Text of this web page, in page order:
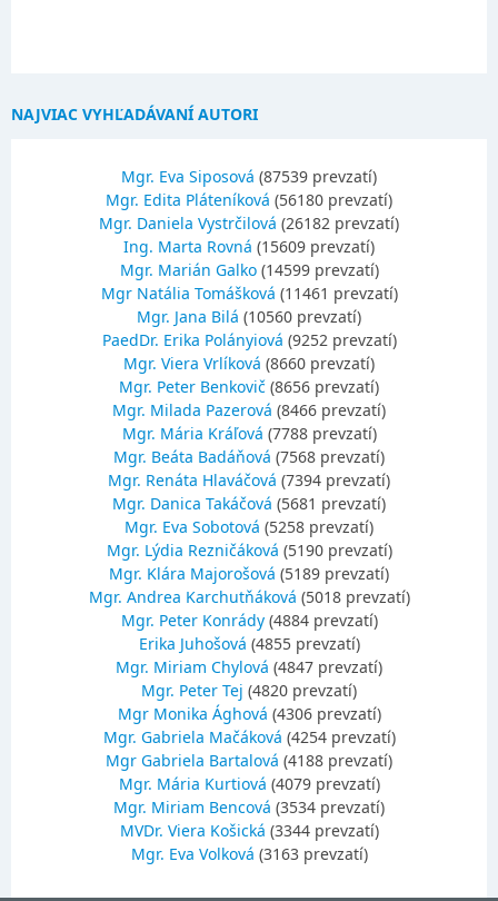
NAJVIAC VYHĽADÁVANÍ AUTORI
Mgr. Eva Siposová (87539 prevzatí)
Mgr. Edita Pláteníková (56180 prevzatí)
Mgr. Daniela Vystrčilová (26182 prevzatí)
Ing. Marta Rovná (15609 prevzatí)
Mgr. Marián Galko(14599 prevzatí)
Mgr Natália Tomášková (11461 prevzatí)
Mgr. Jana Bilá (10560 prevzatí)
PaedDr. Erika Polányiová (9252 prevzatí)
Mgr. Viera Vrlíková (8660 prevzatí)
Mgr. Peter Benkovič (8656 prevzatí)
Mgr. Milada Pazerová (8466 prevzatí)
Mgr. Mária Kráľová (7788 prevzatí)
Mgr. Beáta Badáňová (7568 prevzatí)
Mgr. Renáta Hlaváčová (7394 prevzatí)
Mgr. Danica Takáčová (5681 prevzatí)
Mgr. Eva Sobotová (5258 prevzatí)
Mgr. Lýdia Rezničáková (5190 prevzatí)
Mgr. Klára Majorošová (5189 prevzatí)
Mgr. Andrea Karchutňáková (5018 prevzatí)
Mgr. Peter Konrády(4884 prevzatí)
Erika Juhošová (4855 prevzatí)
Mgr. Miriam Chylová (4847 prevzatí)
Mgr. Peter Tej (4820 prevzatí)
Mgr Monika Ághová (4306 prevzatí)
Mgr. Gabriela Mačáková (4254 prevzatí)
Mgr Gabriela Bartalová (4188 prevzatí)
Mgr. Mária Kurtiová (4079 prevzatí)
Mgr. Miriam Bencová (3534 prevzatí)
MVDr. Viera Košická (3344 prevzatí)
Mgr. Eva Volková (3163 prevzatí)